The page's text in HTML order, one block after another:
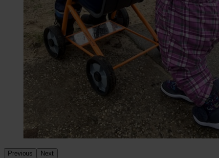
Previous Next